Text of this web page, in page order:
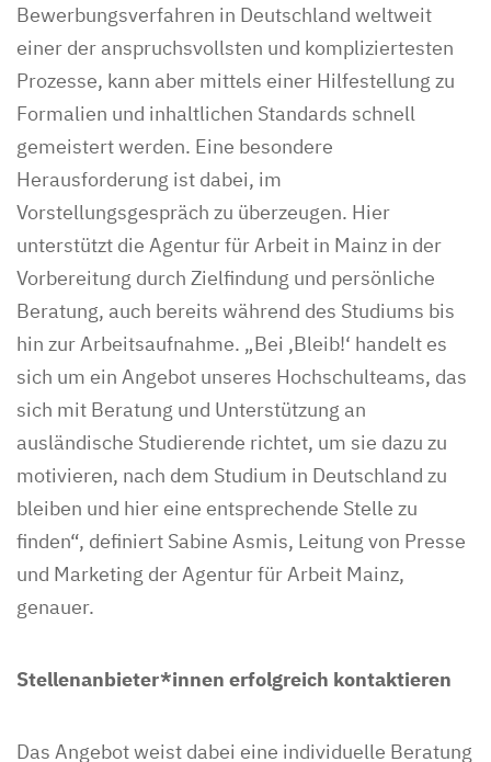
Bewerbungsverfahren in Deutschland weltweit
einer der anspruchsvollsten und kompliziertesten
Prozesse, kann aber mittels einer Hilfestellung zu
Formalien und inhaltlichen Standards schnell
gemeistert werden. Eine besondere
Herausforderung ist dabei, im
Vorstellungsgespräch zu überzeugen. Hier
unterstützt die Agentur für Arbeit in Mainz in der
Vorbereitung durch Zielfindung und persönliche
Beratung, auch bereits während des Studiums bis
hin zur Arbeitsaufnahme. „Bei ,Bleib!‘ handelt es
sich um ein Angebot unseres Hochschulteams, das
sich mit Beratung und Unterstützung an
ausländische Studierende richtet, um sie dazu zu
motivieren, nach dem Studium in Deutschland zu
bleiben und hier eine entsprechende Stelle zu
finden“, definiert Sabine Asmis, Leitung von Presse
und Marketing der Agentur für Arbeit Mainz,
genauer.
Stellenanbieter*innen erfolgreich kontaktieren
Das Angebot weist dabei eine individuelle Beratung